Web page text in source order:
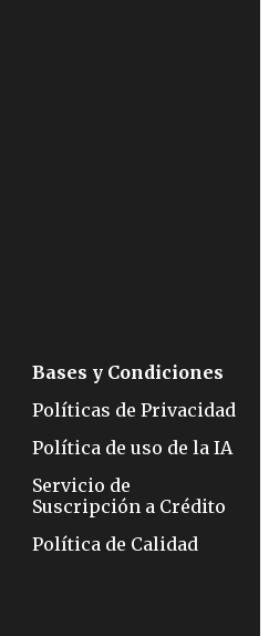
Bases y Condiciones
Políticas de Privacidad
Política de uso de la IA
Servicio de
Suscripción a Crédito
Política de Calidad